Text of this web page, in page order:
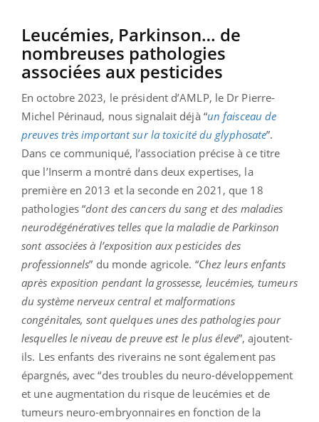
Leucémies, Parkinson… de
nombreuses pathologies
associées aux pesticides
En octobre 2023, le président d’AMLP, le Dr Pierre-
Michel Périnaud, nous signalait déjà “un faisceau de
preuves très important sur la toxicité du glyphosate”.
Dans ce communiqué, l’association précise à ce titre
que l’Inserm a montré dans deux expertises, la
première en 2013 et la seconde en 2021, que 18
pathologies “dont des cancers du sang et des maladies
neurodégénératives telles que la maladie de Parkinson
sont associées à l’exposition aux pesticides des
professionnels” du monde agricole. “Chez leurs enfants
après exposition pendant la grossesse, leucémies, tumeurs
du système nerveux central et malformations
congénitales, sont quelques unes des pathologies pour
lesquelles le niveau de preuve est le plus élevé”, ajoutent-
ils. Les enfants des riverains ne sont également pas
épargnés, avec “des troubles du neuro-développement
et une augmentation du risque de leucémies et de
tumeurs neuro-embryonnaires en fonction de la